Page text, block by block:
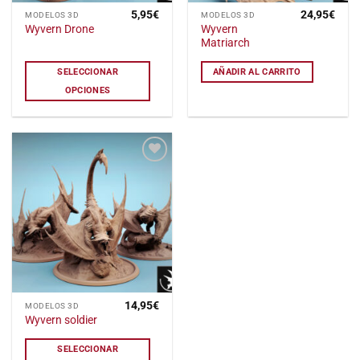
MODELOS 3D
Wyvern Drone
5,95€
SELECCIONAR
OPCIONES
Este
producto
múltiples
variantes.
Las
opciones
se
en
página
de
producto
MODELOS 3D
Wyvern
Matriarch
24,95€
AÑADIR AL CARRITO
de
deseos
MODELOS 3D
Wyvern soldier
14,95€
SELECCIONAR
Este
producto
tiene